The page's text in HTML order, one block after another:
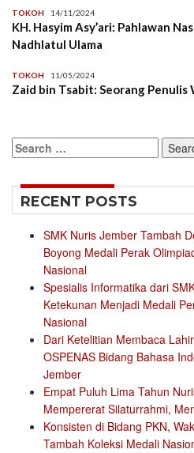
TOKOH 14/11/2024
KH. Hasyim Asy’ari: Pahlawan
Nadhlatul Ulama
TOKOH 11/05/2024
Zaid bin Tsabit: Seorang Penulis
Search
for:
RECENT POSTS
SMK Nuris Jember Tambah
Boyong Medali Perak
Nasional
Spesialis Informatika dari
Ketekunan Menjadi Medali
Nasional
Dari Ketelitian Membaca
OSPENAS Bidang Bahasa
Jember
Empat Puluh Lima Tahun
Mempererat Silaturrahmi,
Konsisten di Bidang PKN,
Tambah Koleksi Medali